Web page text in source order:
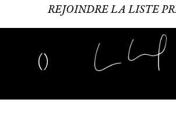
REJOINDRE LA LISTE